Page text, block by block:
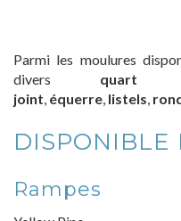
Parmi les moulures
divers quart
joint, équerre, listels,
DISPONIBLE
Rampes